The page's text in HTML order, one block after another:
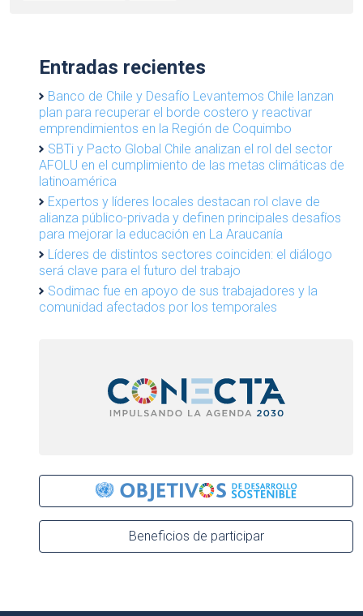
Entradas recientes
Banco de Chile y Desafío Levantemos Chile lanzan
plan para recuperar el borde costero y reactivar
emprendimientos en la Región de Coquimbo
SBTi y Pacto Global Chile analizan el rol del sector
AFOLU en el cumplimiento de las metas climáticas de
latinoamérica
Expertos y líderes locales destacan rol clave de
alianza público-privada y definen principales desafíos
para mejorar la educación en La Araucanía
Líderes de distintos sectores coinciden: el diálogo
será clave para el futuro del trabajo
Sodimac fue en apoyo de sus trabajadores y la
comunidad afectados por los temporales
Beneficios de participar